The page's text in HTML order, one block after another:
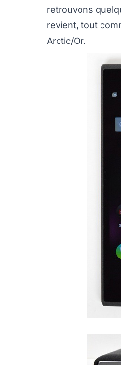
retrouvons
revient, tout
Arctic/Or.